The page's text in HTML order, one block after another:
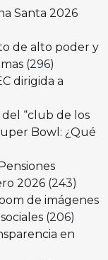
Santa 2026
de alto poder y
(296)
dirigida a
“club de los
Bowl: ¿Qué
2026 (243)
de imágenes
(206)
en